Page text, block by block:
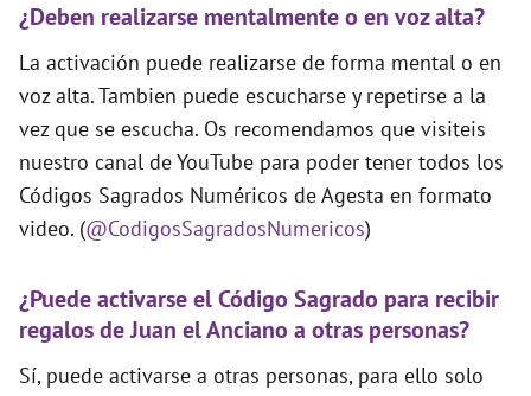
¿Deben realizarse mentalmente o en voz alta?
La activación puede realizarse de forma mental o en
voz alta. Tambien puede escucharse y repetirse a la
vez que se escucha. Os recomendamos que visiteis
nuestro canal de YouTube para poder tener todos los
Códigos Sagrados Numéricos de Agesta en formato
video. (@CodigosSagradosNumericos)
¿Puede activarse el Código Sagrado para recibir
regalos de Juan el Anciano a otras personas?
Sí, puede activarse a otras personas, para ello solo